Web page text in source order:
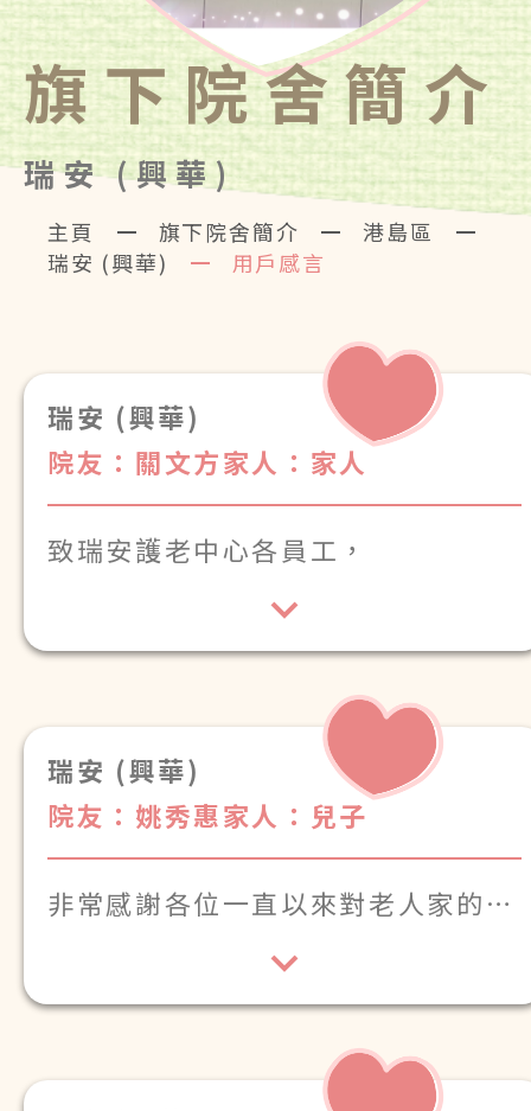
旗下院舍簡介
瑞安 (興華)
主頁 旗下院舍簡介
港島區
瑞安 (興華)
用戶感言
瑞安 (興華)
院友：關文方家人：家人
致瑞安護老中心各員工，
感謝你們的悉心照顧，祝大家身體健
康。
瑞安 (興華)
院友：姚秀惠家人：兒子
非常感謝各位一直以來對老人家的悉
心照顧，耐心關懷。
你們用心盡責，溫柔體貼，讓長者住
得安心舒心，我們家屬十分放心。
由衷感謝大家的辛勤付出。